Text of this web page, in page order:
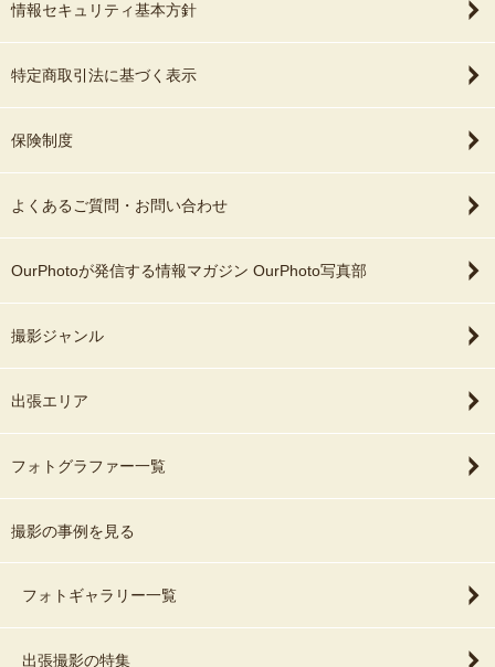
情報セキュリティ基本方針
特定商取引法に基づく表示
保険制度
よくあるご質問・お問い合わせ
OurPhotoが発信する情報マガジン OurPhoto写真部
撮影ジャンル
出張エリア
フォトグラファー一覧
撮影の事例を見る
フォトギャラリー一覧
出張撮影の特集